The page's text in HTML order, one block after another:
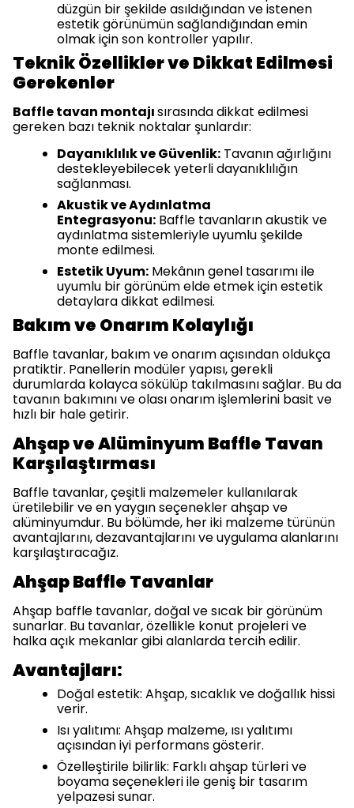
düzgün bir şekilde asıldığından ve istenen
estetik görünümün sağlandığından emin
olmak için son kontroller yapılır.
Teknik Özellikler ve Dikkat Edilmesi
Gerekenler
Baffle tavan montajısırasında dikkat edilmesi
gereken bazı teknik noktalar şunlardır:
Dayanıklılık ve Güvenlik: Tavanın ağırlığını
destekleyebilecek yeterli dayanıklılığın
sağlanması.
Akustik ve Aydınlatma
Entegrasyonu: Baffle tavanların akustik ve
aydınlatma sistemleriyle uyumlu şekilde
monte edilmesi.
Estetik Uyum: Mekânın genel tasarımı ile
uyumlu bir görünüm elde etmek için estetik
detaylara dikkat edilmesi.
Bakım ve Onarım Kolaylığı
Baffle tavanlar, bakım ve onarım açısından oldukça
pratiktir. Panellerin modüler yapısı, gerekli
durumlarda kolayca sökülüp takılmasını sağlar. Bu da
tavanın bakımını ve olası onarım işlemlerini basit ve
hızlı bir hale getirir.
Ahşap ve Alüminyum Baffle Tavan
Karşılaştırması
Baffle tavanlar, çeşitli malzemeler kullanılarak
üretilebilir ve en yaygın seçenekler ahşap ve
alüminyumdur. Bu bölümde, her iki malzeme türünün
avantajlarını, dezavantajlarını ve uygulama alanlarını
karşılaştıracağız.
Ahşap Baffle Tavanlar
Ahşap baffle tavanlar, doğal ve sıcak bir görünüm
sunarlar. Bu tavanlar, özellikle konut projeleri ve
halka açık mekanlar gibi alanlarda tercih edilir.
Avantajları:
Doğal estetik: Ahşap, sıcaklık ve doğallık hissi
verir.
Isı yalıtımı: Ahşap malzeme, ısı yalıtımı
açısından iyi performans gösterir.
Özelleştirile bilirlik: Farklı ahşap türleri ve
boyama seçenekleri ile geniş bir tasarım
yelpazesi sunar.